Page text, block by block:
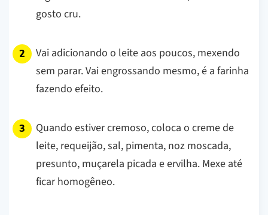
gosto cru.
Vai adicionando o leite aos poucos, mexendo
sem parar. Vai engrossando mesmo, é a farinha
fazendo efeito.
Quando estiver cremoso, coloca o creme de
leite, requeijão, sal, pimenta, noz moscada,
presunto, muçarela picada e ervilha. Mexe até
ficar homogêneo.